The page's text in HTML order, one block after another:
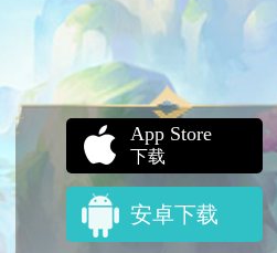
App Store
下载
安卓下载